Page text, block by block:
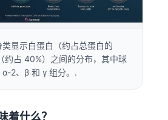
类显示白蛋白（约占总蛋白的
约占 40%）之间的分布，其中球
2、β 和 γ 组分。.
着什么？